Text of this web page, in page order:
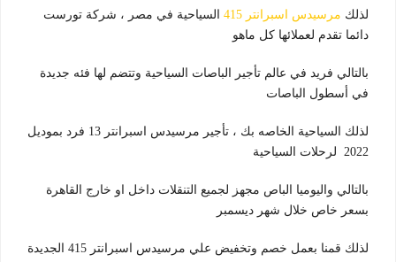
لذلك مرسيدس اسبرانتر 415
السياحية في مصر ، شركة تورست
دائما تقدم لعملائها كل ماهو
بالتالي فريد في عالم تأجير الباصات السياحية وتتضم لها فئه جديدة
في أسطول الباصات
لذلك السياحية الخاصه بك ، تأجير مرسيدس اسبرانتر 13 فرد بموديل
2022 لرحلات السياحية
بالتالي واليوميا الباص مجهز لجميع التنقلات داخل او خارج القاهرة
بسعر خاص خلال شهر ديسمبر
لذلك قمنا بعمل خصم وتخفيض علي مرسيدس اسبرانتر 415 الجديدة